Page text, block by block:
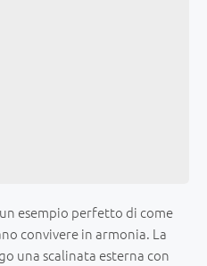
esempio perfetto di come
convivere in armonia. La
una scalinata esterna con